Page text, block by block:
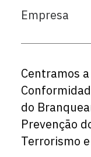
Empresa
Centramos
do
Prevenção
Terrorismo